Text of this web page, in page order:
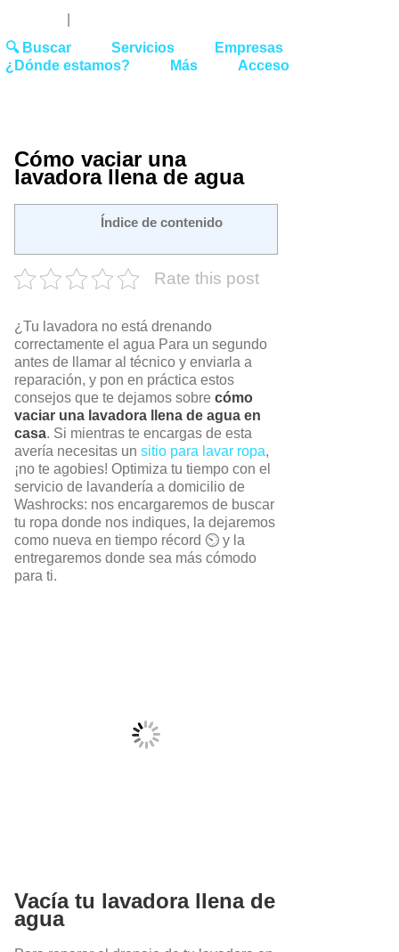
🔍 Buscar Servicios
Empresas
¿Dónde estamos?
Más Acceso
Cómo vaciar una
lavadora llena de agua
Índice de contenido
Rate this post
¿Tu lavadora no está drenando
correctamente el agua Para un segundo
antes de llamar al técnico y enviarla a
reparación, y pon en práctica estos
consejos que te dejamos sobre cómo
vaciar una lavadora llena de agua en
casa. Si mientras te encargas de esta
avería necesitas un sitio para lavar ropa,
¡no te agobies! Optimiza tu tiempo con el
servicio de lavandería a domicilio de
Washrocks: nos encargaremos de buscar
tu ropa donde nos indiques, la dejaremos
como nueva en tiempo récord ⏲️ y la
entregaremos donde sea más cómodo
para ti.
Vacía tu lavadora llena de
agua